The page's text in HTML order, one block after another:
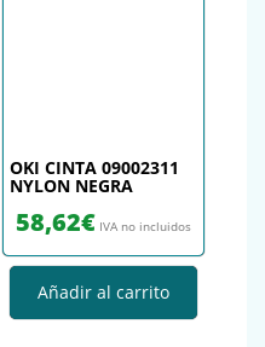
OKI CINTA 09002311
NYLON NEGRA
58,62€ IVA no incluidos
Añadir al carrito